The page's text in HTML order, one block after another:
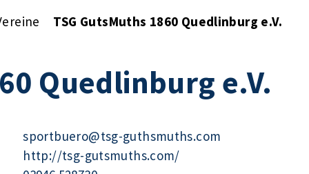
TSG GutsMuths 1860 Quedlinburg e.V.
Quedlinburg e.V.
sportbuero@tsg-guthsmuths.com
http://tsg-gutsmuths.com/